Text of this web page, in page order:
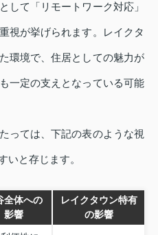
して「リモートワーク対応」
視が挙げられます。レイクタ
環境で、住居としての魅力が
一定の支えとなっている可能
っては、下記の表のような視
いと存じます。
全体への
影響
レイクタウン特有
の影響